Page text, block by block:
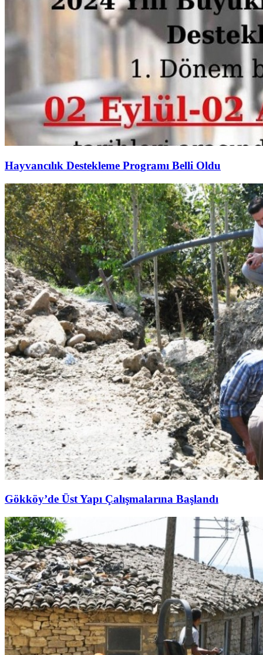
Hayvancılık Destekleme Programı Belli Oldu
Gökköy’de Üst Yapı Çalışmalarına Başlandı